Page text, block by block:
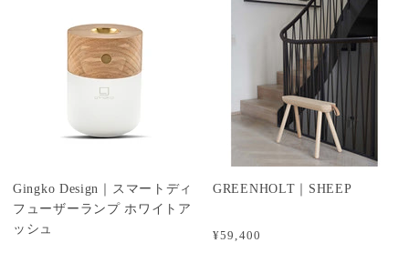
Gingko Design｜スマートディ
フューザーランプ ホワイトア
ッシュ
¥59,400
GREENHOLT｜SHEEP